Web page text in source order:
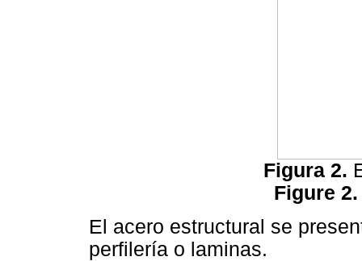
Figura 2.
Figure
El acero estructural se
perfilería o laminas.